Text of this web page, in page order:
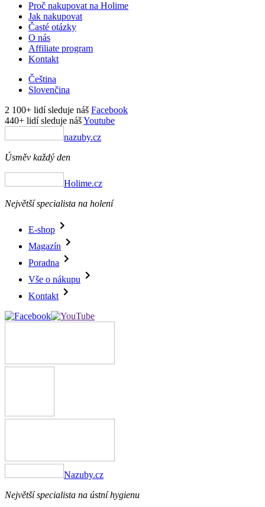
Proč nakupovat na Holime
Jak nakupovat
Časté otázky
O nás
Affiliate program
Kontakt
Čeština
Slovenčina
2 100+ lidí sleduje náš Facebook
440+ lidí sleduje nášYoutube
nazuby.cz
Úsměv každý den
Holime.cz
Největší specialista na holení
E-shop
Magazín
Poradna
Vše o nákupu
Kontakt
Nazuby.cz
Největší specialista na ústní hygienu